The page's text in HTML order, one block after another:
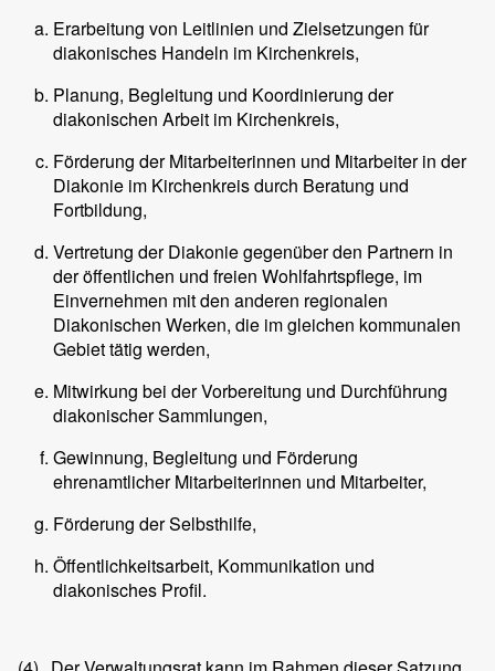
Erarbeitung von Leitlinien und Zielsetzungen für
diakonisches Handeln im Kirchenkreis,
Planung, Begleitung und Koordinierung der
diakonischen Arbeit im Kirchenkreis,
Förderung der Mitarbeiterinnen und Mitarbeiter in der
Diakonie im Kirchenkreis durch Beratung und
Fortbildung,
Vertretung der Diakonie gegenüber den Partnern in
der öffentlichen und freien Wohlfahrtspflege, im
Einvernehmen mit den anderen regionalen
Diakonischen Werken, die im gleichen kommunalen
Gebiet tätig werden,
Mitwirkung bei der Vorbereitung und Durchführung
diakonischer Sammlungen,
Gewinnung, Begleitung und Förderung
ehrenamtlicher Mitarbeiterinnen und Mitarbeiter,
Förderung der Selbsthilfe,
Öffentlichkeitsarbeit, Kommunikation und
diakonisches Profil.